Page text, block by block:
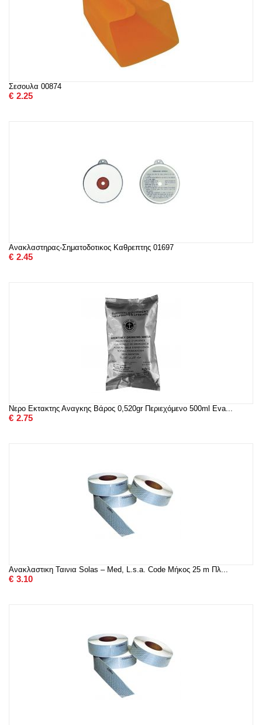
Σεσουλα 00874
€ 2.25
Ανακλαστηρας-Σηματοδοτικος Καθρεπτης 01697
€ 2.45
Νερο Εκτακτης Αναγκης Βάρος 0,520gr Περιεχόμενο 500ml Eva...
€ 2.75
Ανακλαστικη Ταινια Solas – Med, L.s.a. Code Μήκος 25 m Πλ...
€ 3.10